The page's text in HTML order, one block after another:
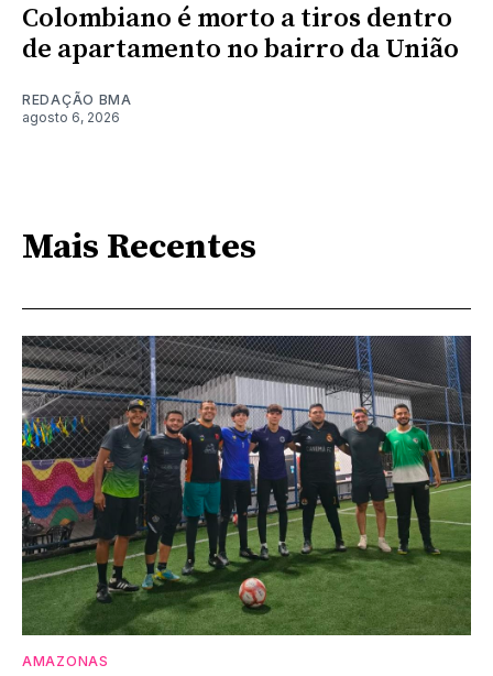
Colombiano é morto a tiros dentro
de apartamento no bairro da União
REDAÇÃO BMA
agosto 6, 2026
Mais Recentes
AMAZONAS